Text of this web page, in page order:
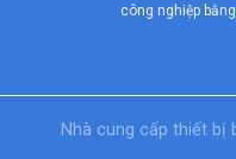
công nghiệp
Nhà cung cấp thiết bị